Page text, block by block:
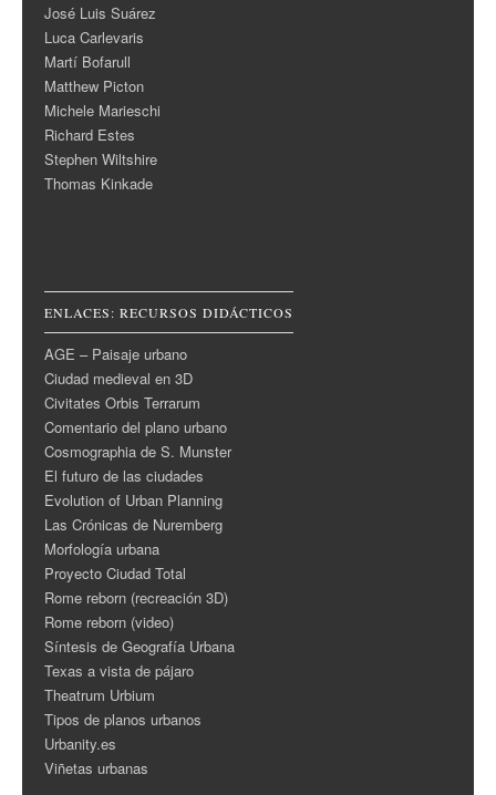
José Luis Suárez
Luca Carlevaris
Martí Bofarull
Matthew Picton
Michele Marieschi
Richard Estes
Stephen Wiltshire
Thomas Kinkade
ENLACES: RECURSOS DIDÁCTICOS
AGE – Paisaje urbano
Ciudad medieval en 3D
Civitates Orbis Terrarum
Comentario del plano urbano
Cosmographia de S. Munster
El futuro de las ciudades
Evolution of Urban Planning
Las Crónicas de Nuremberg
Morfología urbana
Proyecto Ciudad Total
Rome reborn (recreación 3D)
Rome reborn (video)
Síntesis de Geografía Urbana
Texas a vista de pájaro
Theatrum Urbium
Tipos de planos urbanos
Urbanity.es
Viñetas urbanas